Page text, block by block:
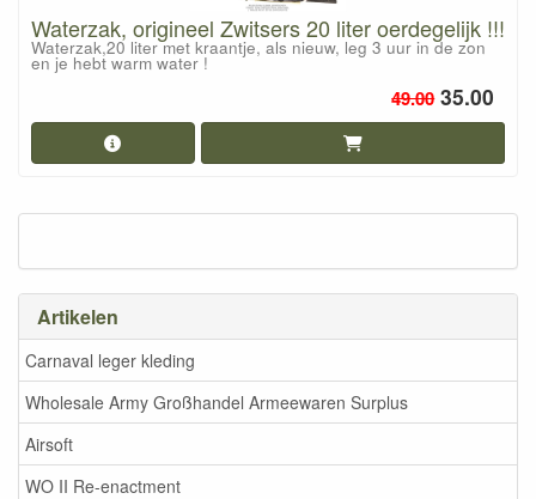
Artikelen
Carnaval leger kleding
Wholesale Army Großhandel Armeewaren Surplus
Airsoft
WO II Re-enactment
Waterzak, origineel Zwitsers 20 liter oerdegelijk !!!
Waterzak,20 liter met kraantje, als nieuw, leg 3 uur in de zon
en je hebt warm water !
49.00 35.00